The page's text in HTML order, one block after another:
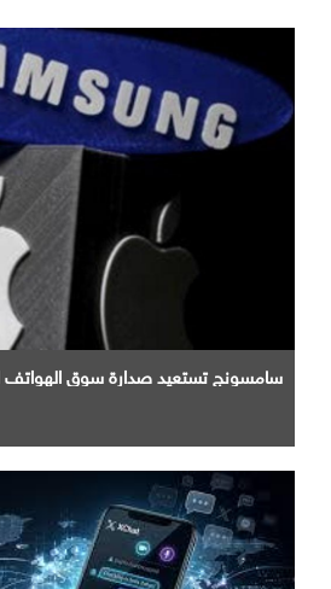
سامسونج تستعيد صدارة سوق الهواتف